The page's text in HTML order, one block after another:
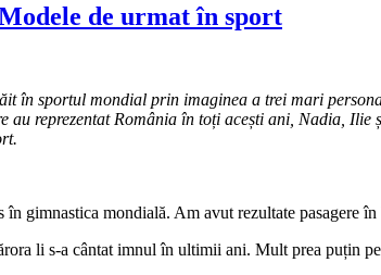
de urmat în sport
în sportul mondial prin imaginea a trei mari
reprezentat România în toți acești ani, Nadia,
în gimnastica mondială. Am avut rezultate pasagere
li s-a cântat imnul în ultimii ani. Mult prea puțin